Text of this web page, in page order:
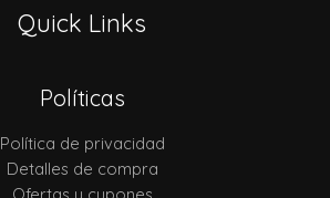
Quick Links
Políticas
Política de privacidad
Detalles de compra